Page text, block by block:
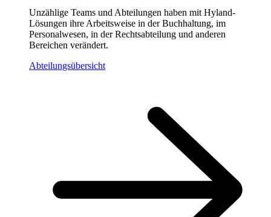
Unzählige Teams und Abteilungen haben mit Hyland-
Lösungen ihre Arbeitsweise in der Buchhaltung, im
Personalwesen, in der Rechtsabteilung und anderen
Bereichen verändert.
Abteilungsübersicht